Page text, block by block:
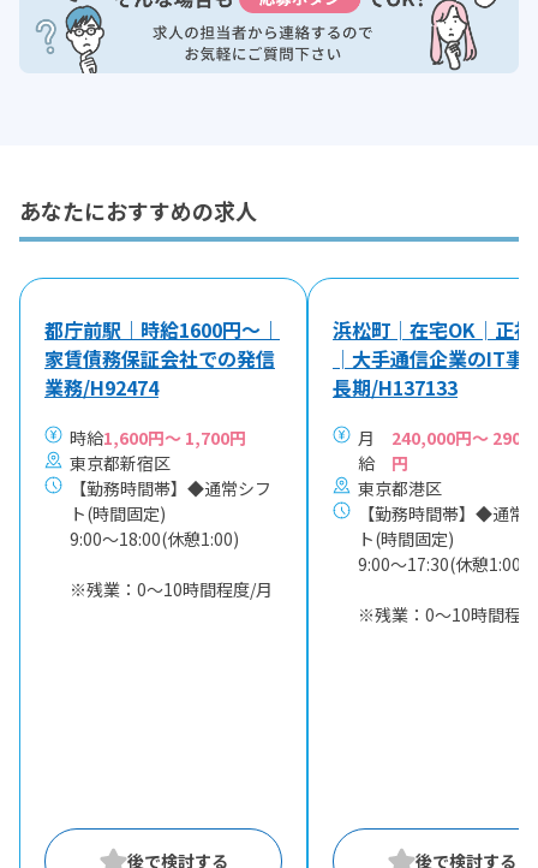
あなたにおすすめの求人
都庁前駅｜時給1600円～｜
家賃債務保証会社での発信
業務/H92474
時給1,600円～ 1,700円
東京都新宿区
【勤務時間帯】◆通常シフ
ト(時間固定)
9:00〜18:00(休憩1:00)
※残業：0〜10時間程度/月
浜松町│在宅OK│正社
│大手通信企業のIT事
長期/H137133
月
給
240,000円～
円
東京都港区
【勤務時間帯】◆通常
ト(時間固定)
9:00〜17:30(休憩1:00)
※残業：0〜10時間程